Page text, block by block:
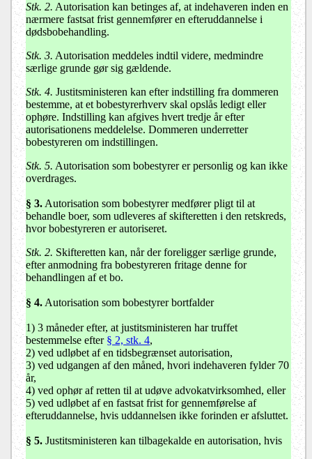
Stk. 2. Autorisation kan betinges af, at indehaveren inden en
nærmere fastsat frist gennemfører en efteruddannelse i
dødsbobehandling.
Stk. 3. Autorisation meddeles indtil videre, medmindre
særlige grunde gør sig gældende.
Stk. 4. Justitsministeren kan efter indstilling fra dommeren
bestemme, at et bobestyrerhverv skal opslås ledigt eller
ophøre. Indstilling kan afgives hvert tredje år efter
autorisationens meddelelse. Dommeren underretter
bobestyreren om indstillingen.
Stk. 5. Autorisation som bobestyrer er personlig og kan ikke
overdrages.
§ 3.Autorisation som bobestyrer medfører pligt til at
behandle boer, som udleveres af skifteretten i den retskreds,
hvor bobestyreren er autoriseret.
Stk. 2. Skifteretten kan, når der foreligger særlige grunde,
efter anmodning fra bobestyreren fritage denne for
behandlingen af et bo.
§ 4.Autorisation som bobestyrer bortfalder
1) 3 måneder efter, at justitsministeren har truffet
bestemmelse efter § 2, stk. 4,
2) ved udløbet af en tidsbegrænset autorisation,
3) ved udgangen af den måned, hvori indehaveren fylder 70
år,
4) ved ophør af retten til at udøve advokatvirksomhed, eller
5) ved udløbet af en fastsat frist for gennemførelse af
efteruddannelse, hvis uddannelsen ikke forinden er afsluttet.
§ 5. Justitsministeren kan tilbagekalde en autorisation, hvis